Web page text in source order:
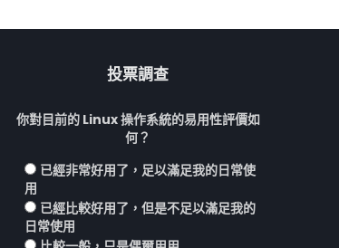
投票調查
你對目前的 Linux 操作系統的易用性評價如
何？
已經非常好用了，足以滿足我的日常使
用
已經比較好用了，但是不足以滿足我的
日常使用